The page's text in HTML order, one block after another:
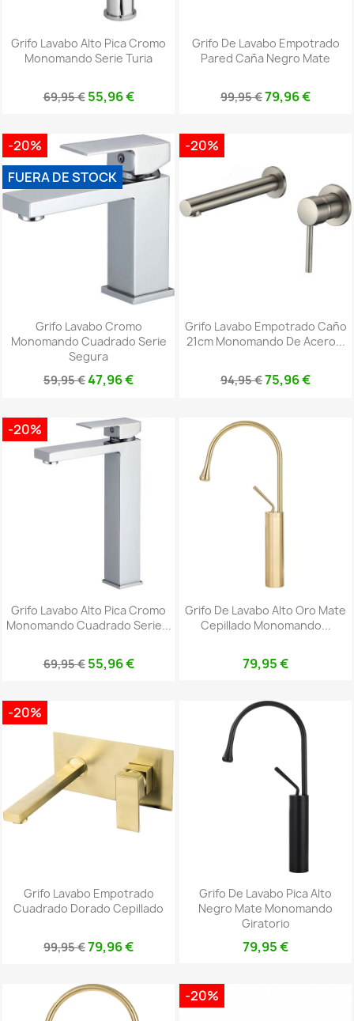
Grifo Lavabo Alto Pica Cromo
Monomando Serie Turia
69,95 € 55,96 €
Grifo De Lavabo Empotrado
Pared Caña Negro Mate
99,95 €79,96 €
Grifo Lavabo Cromo
Monomando Cuadrado Serie
Segura
59,95 €47,96 €
-20%
FUERA DE STOCK
Grifo Lavabo Empotrado Caño
21cm Monomando De Acero...
94,95 €75,96 €
-20%
Grifo Lavabo Alto Pica Cromo
Monomando Cuadrado Serie...
69,95 € 55,96 €
-20%
Grifo De Lavabo Alto Oro Mate
Cepillado Monomando...
79,95 €
Grifo Lavabo Empotrado
Cuadrado Dorado Cepillado
99,95 €79,96 €
-20%
Grifo De Lavabo Pica Alto
Negro Mate Monomando
Giratorio
79,95 €
-20%